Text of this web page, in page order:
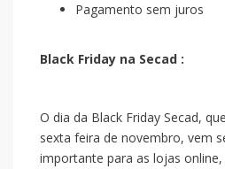
Pagamento sem juros
Black Friday na Secad :
O dia da Black Friday Secad,
sexta feira de novembro, vem
importante para as lojas